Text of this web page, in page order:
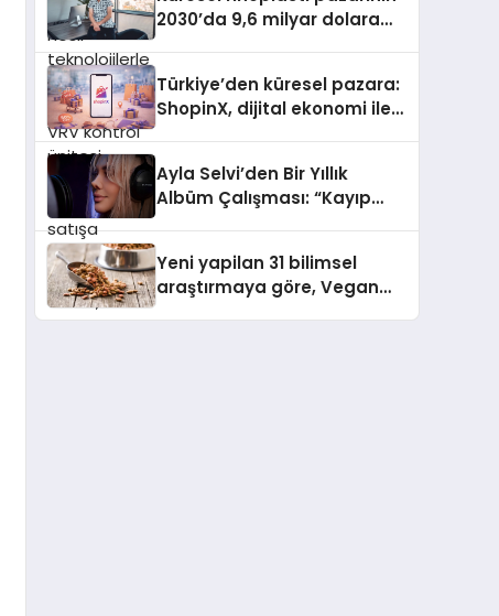
sensör entegrasyonu
daha kolay, konforlu ve
verimli hale getiriyor. Enerji
verimliliğini artırırken
modern yaşam alanlarında
teknolojiyi estetik ile bulu
2030’da 9,6 milyar dolara
Türkiye’den küresel pazara:
ShopinX, dijital ekonomi ile
Ayla Selvi’den Bir Yıllık
Albüm Çalışması: “Kayıp
Yeni yapilan 31 bilimsel
araştırmaya göre, Vegan